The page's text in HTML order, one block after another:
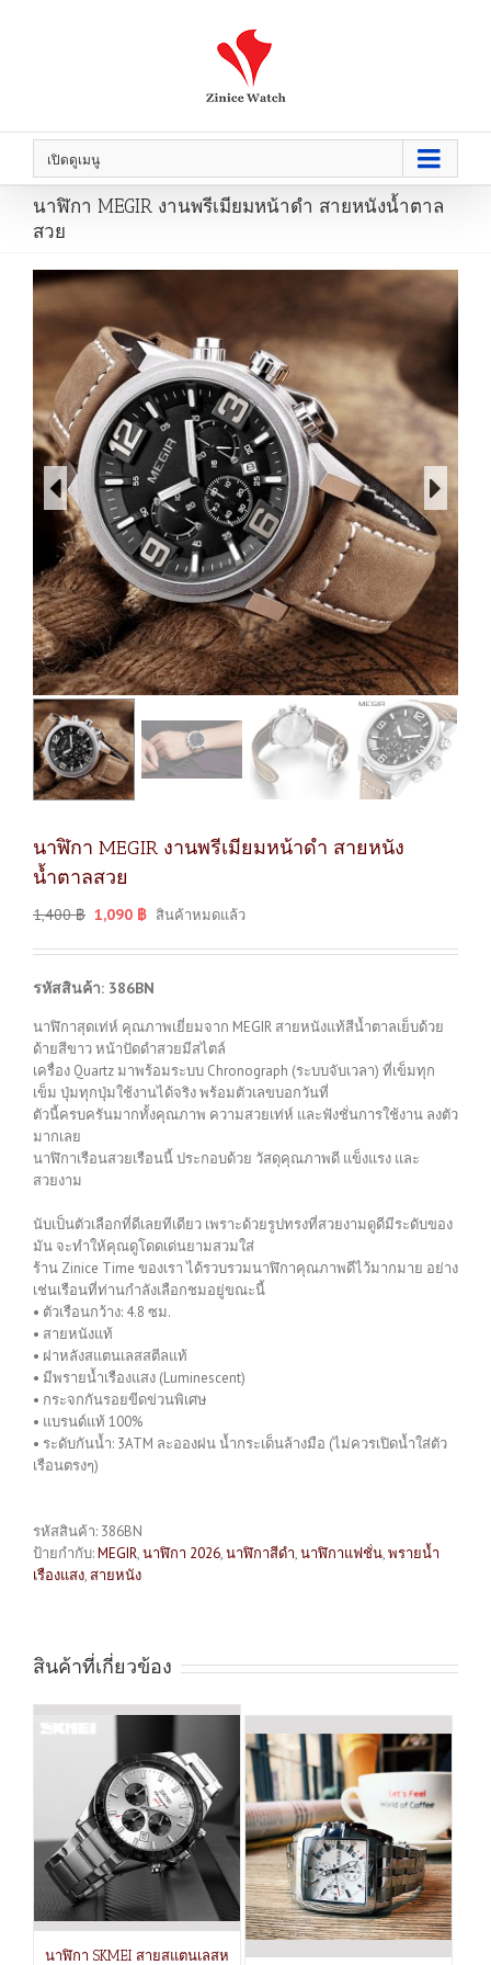
เปิดดูเมนู
นาฬิกา MEGIR งานพรีเมียมหน้าดำ สายหนังน้ำตาล
สวย
นาฬิกา MEGIR งานพรีเมียมหน้าดำ สายหนัง
น้ำตาลสวย
1,400฿ 1,090 ฿ สินค้าหมดแล้ว
รหัสสินค้า: 386BN
นาฬิกาสุดเท่ห์ คุณภาพเยี่ยมจาก MEGIR สายหนังแท้สีน้ำตาลเย็บด้วย
ด้ายสีขาว หน้าปัดดำสวยมีสไตล์
เครื่อง Quartz มาพร้อมระบบ Chronograph (ระบบจับเวลา) ที่เข็มทุก
เข็ม ปุ่มทุกปุ่มใช้งานได้จริง พร้อมตัวเลขบอกวันที่
ตัวนี้ครบครันมากทั้งคุณภาพ ความสวยเท่ห์ และฟังชั่นการใช้งาน ลงตัว
มากเลย
นาฬิกาเรือนสวยเรือนนี้ ประกอบด้วย วัสดุคุณภาพดี แข็งแรง และ
สวยงาม
นับเป็นตัวเลือกที่ดีเลยทีเดียว เพราะด้วยรูปทรงที่สวยงามดูดีมีระดับของ
มัน จะทำให้คุณดูโดดเด่นยามสวมใส่
ร้าน Zinice Time ของเรา ได้รวบรวมนาฬิกาคุณภาพดีไว้มากมาย อย่าง
เช่นเรือนที่ท่านกำลังเลือกชมอยู่ขณะนี้
• ตัวเรือนกว้าง: 4.8 ซม.
• สายหนังแท้
• ฝาหลังสแตนเลสสตีลแท้
• มีพรายน้ำเรืองแสง (Luminescent)
• กระจกกันรอยขีดข่วนพิเศษ
• แบรนด์แท้ 100%
• ระดับกันน้ำ: 3ATM ละอองฝน น้ำกระเด็นล้างมือ (ไม่ควรเปิดน้ำใส่ตัว
เรือนตรงๆ)
รหัสสินค้า: 386BN
ป้ายกำกับ:MEGIR,นาฬิกา 2026,นาฬิกาสีดำ,นาฬิกาแฟชั่น,พรายน้ำ
เรืองแสง,สายหนัง
สินค้าที่เกี่ยวข้อง
นาฬิกา SKMEI สายสแตนเลสห